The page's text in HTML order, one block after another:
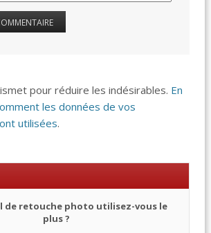
pour réduire les indésirables. En
les données de vos
utilisées.
de retouche photo utilisez-vous le
plus ?